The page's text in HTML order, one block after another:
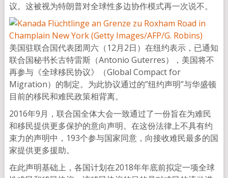
议。这被视为特朗普对全球性多边协作模式再一次说不。
美国驻联合国代表团周六（12月2日）在纽约表示，已通知
联合国秘书长古特雷斯（Antonio Guterres），美国将不
再参与《全球移民协议》（Global Compact for
Migration）的制定。为此协议通过的”纽约声明”与华盛顿
目前的移民和难民政策相背离。
2016年9月，联合国全体大会一致通过了一份旨在为难民
和移民提供更多保护的意向声明。在这份法律上不具有约
束力的声明中，193个参与国家同意，向接收难民最多的国
家提供更多援助。
在此声明基础上，各国计划在2018年年底前拟定一项全球